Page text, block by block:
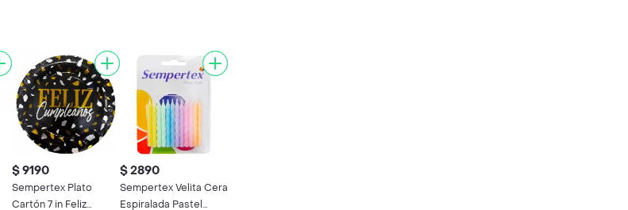
$ 9190
Sempertex Plato
Cartón 7 in Feliz
$ 2890
Sempertex Velita Cera
Espiralada Pastel